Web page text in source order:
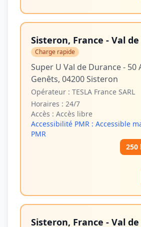
Sisteron, France - Val
Charge rapide
Super U Val de Durance - 50
Genêts, 04200 Sisteron
Opérateur : TESLA France SARL
Horaires : 24/7
Accès : Accès libre
Accessibilité PMR : Accessible
PMR
250
Sisteron, France - Val